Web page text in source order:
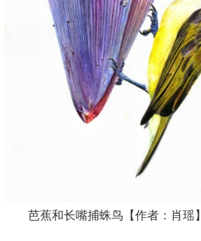
芭蕉和长嘴捕蛛鸟【作者：肖瑶】